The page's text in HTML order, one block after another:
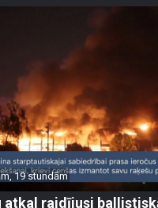
19 stundām
atkal raidījusi